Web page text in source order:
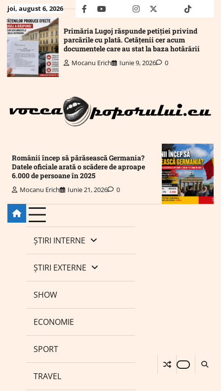
Skip
to
content
joi, august 6, 2026 facebookyoutubeMailinstagram
twitter truthtiktok
Primăria Lugoj răspunde petiției privind
parcările cu plată. Cetățenii cer acum
documentele care au stat la baza hotărârii
Mocanu Erich Iunie 9, 2026 0
Românii încep să părăsească Germania?
Datele oficiale arată o scădere de aproape
6.000 de persoane în 2025
Mocanu Erich Iunie 21, 2026 0
ȘTIRI INTERNE
ȘTIRI EXTERNE
SHOW
ECONOMIE
SPORT
TRAVEL